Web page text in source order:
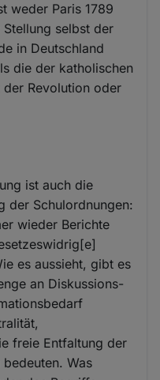
weder Paris 1789
selbst der
in Deutschland
die der katholischen
Revolution oder
ist auch die
der Schulordnungen:
wieder Berichte
es aussieht, gibt es
an Diskussions-
freie Entfaltung der
Was